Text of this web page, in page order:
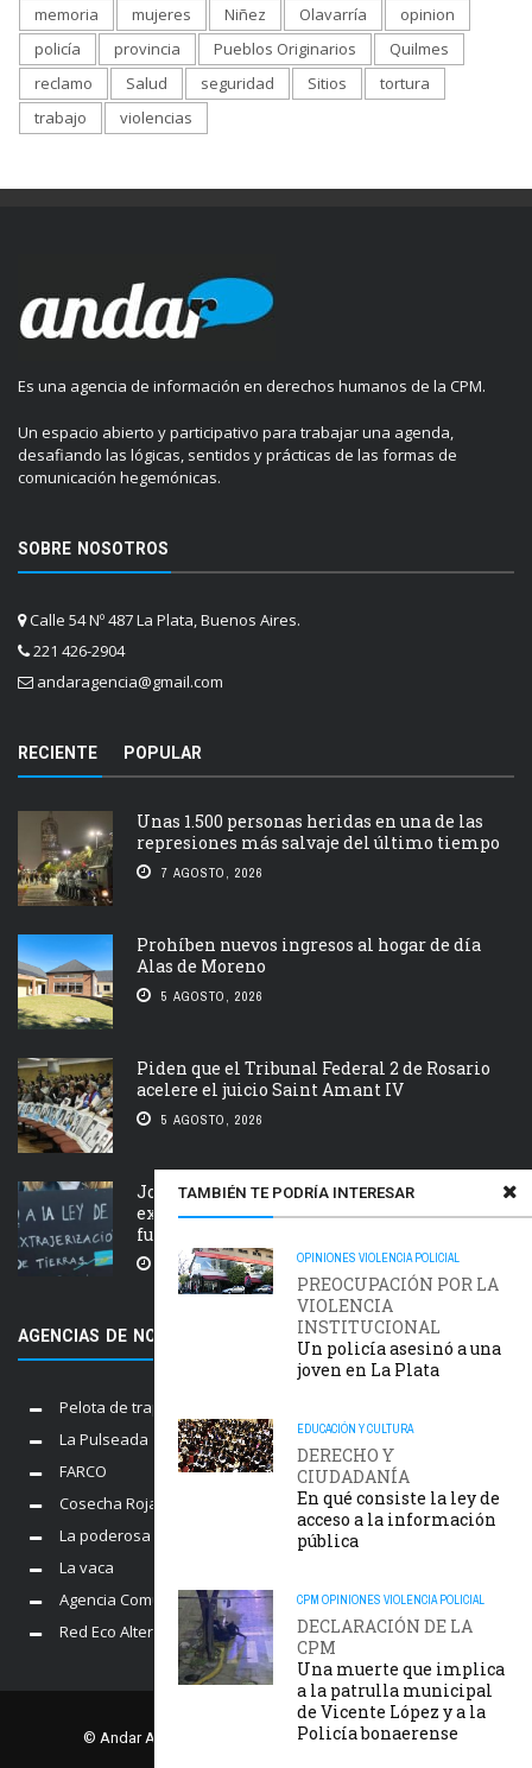
TAMBIÉN TE PODRÍA INTERESAR
OPINIONES VIOLENCIA POLICIAL
PREOCUPACIÓN POR LA
VIOLENCIA
INSTITUCIONAL
Un policía asesinó a una
joven en La Plata
EDUCACIÓN Y CULTURA
DERECHO Y
CIUDADANÍA
En qué consiste la ley de
acceso a la información
pública
CPM OPINIONES VIOLENCIA POLICIAL
DECLARACIÓN DE LA
CPM
Una muerte que implica
a la patrulla municipal
de Vicente López y a la
Policía bonaerense
memoria
mujeres Niñez Olavarría
opinion
policía
provincia Pueblos Originarios
Quilmes
reclamo
Salud seguridad Sitios
tortura
trabajo
violencias
Es una agencia de información en derechos humanos de la CPM.
Un espacio abierto y participativo para trabajar una agenda,
desafiando las lógicas, sentidos y prácticas de las formas de
comunicación hegemónicas.
SOBRE NOSOTROS
Calle 54 Nº 487 La Plata, Buenos Aires.
221 426-2904
andaragencia@gmail.com
RECIENTE POPULAR
Unas 1.500 personas heridas en una de las
represiones más salvaje del último tiempo
7 AGOSTO, 2026
Prohíben nuevos ingresos al hogar de día
Alas de Moreno
5 AGOSTO, 2026
Piden que el Tribunal Federal 2 de Rosario
acelere el juicio Saint Amant IV
5 AGOSTO, 2026
Jornada nacional en rechazo a la
extranjerización de tierras, manejo del
fuego y desalojos
5 AGOSTO, 2026
AGENCIAS DE NOTICIAS AMIGAS
Pelota de trapo
La Pulseada
FARCO
Cosecha Roja
La poderosa
La vaca
Agencia Comunica
Red Eco Alternativo
© Andar Agencia. Comisión Provincial por la Memoria